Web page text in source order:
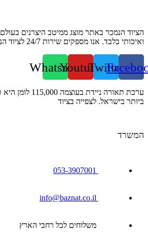
הציוד הנמכר באתר מוצג ממיטב היצרנים בעולם
ואיכותי בלבד. אנו מספקים שירות 24/7 לציוד הנ"ל.
Twitter
Youtube
Whatsapp
ערכת תאורה ניידת
ביותר בישראל. לצפייה בציוד
המשרד
053-3907001
info@baznat.co.il
משלוחים לכל רחבי הארץ